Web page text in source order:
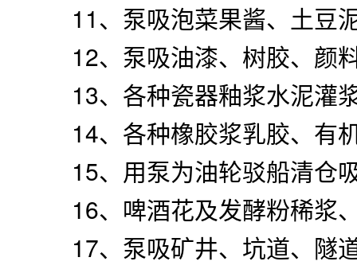
11、泵吸泡菜果酱、土豆
12、泵吸油漆、树胶、颜
13、各种瓷器釉浆水泥灌
14、各种橡胶浆乳胶、有
15、用泵为油轮驳船清仓
16、啤酒花及发酵粉稀浆
17、泵吸矿井、坑道、隧